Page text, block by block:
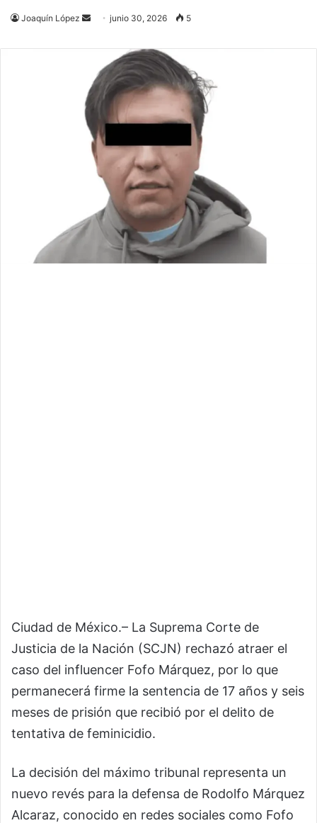
Joaquín López
Send
email
junio 30, 2026 5
Ciudad de México.– La Suprema Corte de
Justicia de la Nación (SCJN) rechazó atraer el
caso del influencer Fofo Márquez, por lo que
permanecerá firme la sentencia de 17 años y seis
meses de prisión que recibió por el delito de
tentativa de feminicidio.
La decisión del máximo tribunal representa un
nuevo revés para la defensa de Rodolfo Márquez
Alcaraz, conocido en redes sociales como Fofo